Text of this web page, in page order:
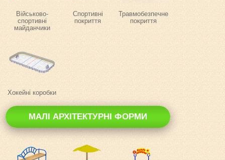
Військово-
спортивні
майданчики
Спортивні
покриття
Травмобезпечне
покриття
Хокейні коробки
МАЛІ АРХІТЕКТУРНІ ФОРМИ